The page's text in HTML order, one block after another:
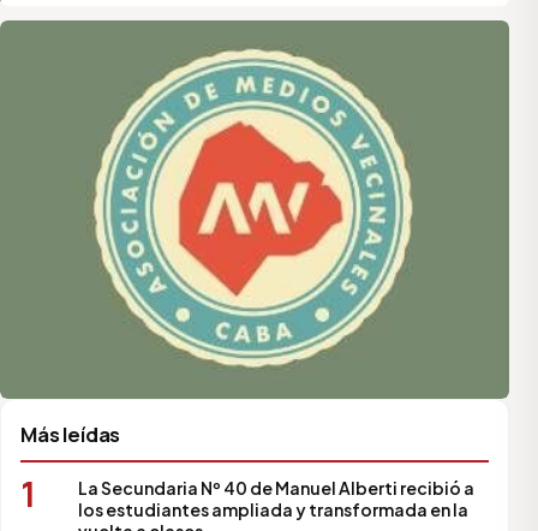
Asociación de Medios Vecinales
Más leídas
1
La Secundaria Nº 40 de Manuel Alberti recibió a
los estudiantes ampliada y transformada en la